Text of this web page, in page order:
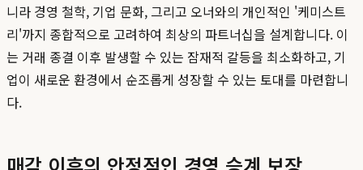
니라 경영 철학, 기업 문화, 그리고 오너와의 개인적인 '케미스트
리'까지 종합적으로 고려하여 최상의 파트너십을 설계합니다. 이
는 거래 종결 이후 발생할 수 있는 잠재적 갈등을 최소화하고, 기
업이 새로운 환경에서 순조롭게 성장할 수 있는 토대를 마련합니
다.